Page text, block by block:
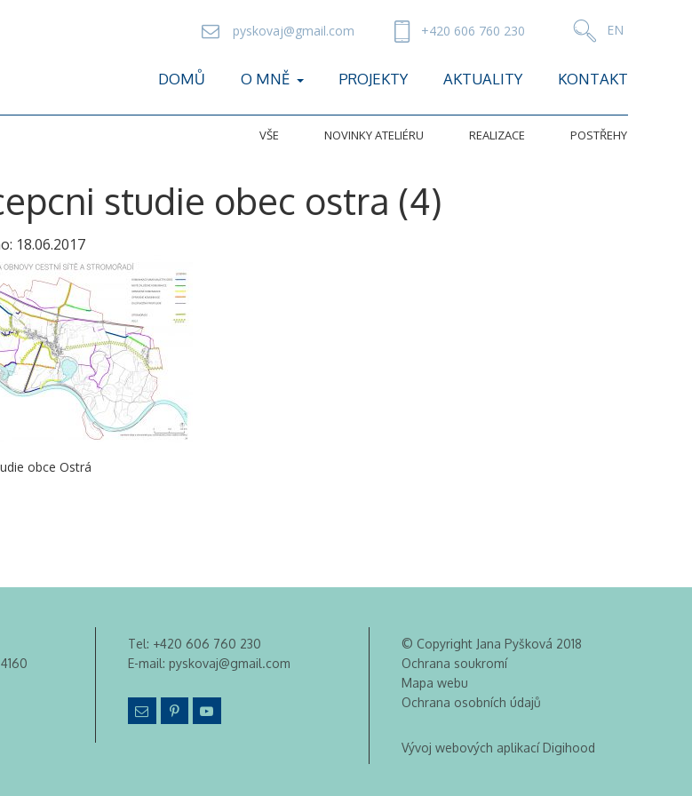
pyskovaj@gmail.com +420 606 760 230
DOMŮ O MNĚ PROJEKTY AKTUALITY KONTAKT
VŠE NOVINKY ATELIÉRU REALIZACE POSTŘEHY
studie obec ostra (4)
18.06.2017
obce Ostrá
Tel: +420 606 760 230
E-mail: pyskovaj@gmail.com
© Copyright Jana Pyšková 2018
Ochrana soukromí
Mapa webu
Ochrana osobních údajů
Vývoj webových aplikací Digihood